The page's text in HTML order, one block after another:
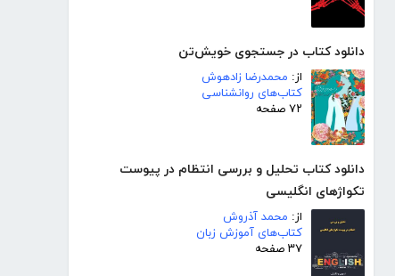
دانلود کتاب در جستجوی خویش‌تن
از: محمدرضا زادهوش
کتاب‌های روانشناسی
۷۲ صفحه
دانلود کتاب تحلیل و بررسی انتظام در پیوست
تکواژهای انگلیسی
از: محمد آذروش
کتاب‌های آموزش زبان
۳۷ صفحه